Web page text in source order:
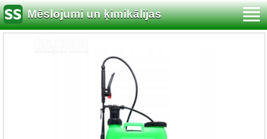
Mēslojumi un ķimikālijas